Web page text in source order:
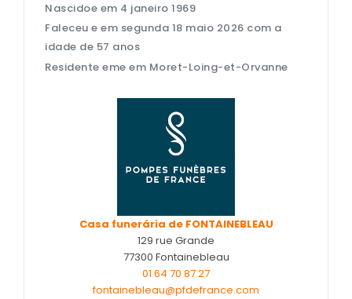
Nos cercueils
Nos fleurs naturelles
Services aux familles
Nascidoe em 4 janeiro 1969
Faleceu e em segunda 18 maio 2026 com a
idade de 57 anos
Residente eme em Moret-Loing-et-Orvanne
Casa funerária de FONTAINEBLEAU
129 rue Grande
77300 Fontainebleau
01 64 70 87 27
fontainebleau@pfdefrance.com